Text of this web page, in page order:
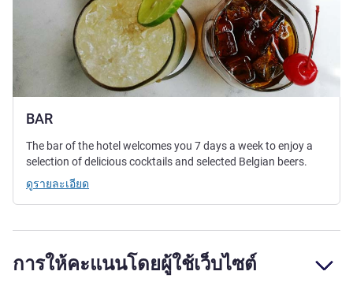
BAR
The bar of the hotel welcomes you 7 days a week to enjoy a
selection of delicious cocktails and selected Belgian beers.
ดูรายละเอียด
การให้คะแนนโดยผู้ใช้เว็บไซต์